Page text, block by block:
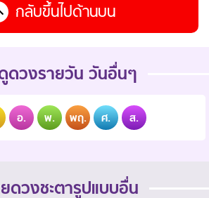
กลับขึ้นไปด้านบน
ดวงรายวัน วันอื่นๆ
อ. พ. พฤ. ศ. ส.
ดวงชะตารูปแบบอื่น